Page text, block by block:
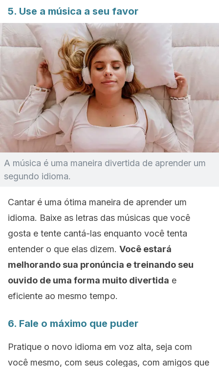
5. Use a música a seu favor
A música é uma maneira divertida de aprender um
segundo idioma.
Cantar é uma ótima maneira de aprender um
idioma. Baixe as letras das músicas que você
gosta e tente cantá-las enquanto você tenta
entender o que elas dizem. Você estará
melhorando sua pronúncia e treinando seu
ouvido de uma forma muito divertida e
eficiente ao mesmo tempo.
6. Fale o máximo que puder
Pratique o novo idioma em voz alta, seja com
você mesmo, com seus colegas, com amigos que